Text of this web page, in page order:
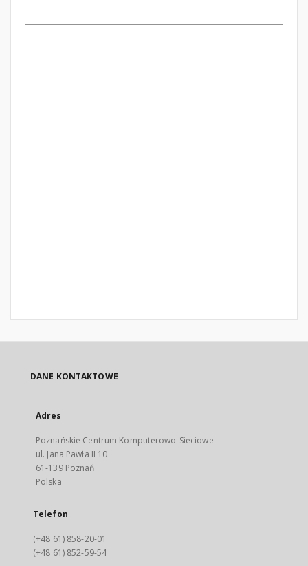
DANE KONTAKTOWE
Adres
Poznańskie Centrum Komputerowo-Sieciowe
ul. Jana Pawła II 10
61-139 Poznań
Polska
Telefon
(+48 61) 858-20-01
(+48 61) 852-59-54